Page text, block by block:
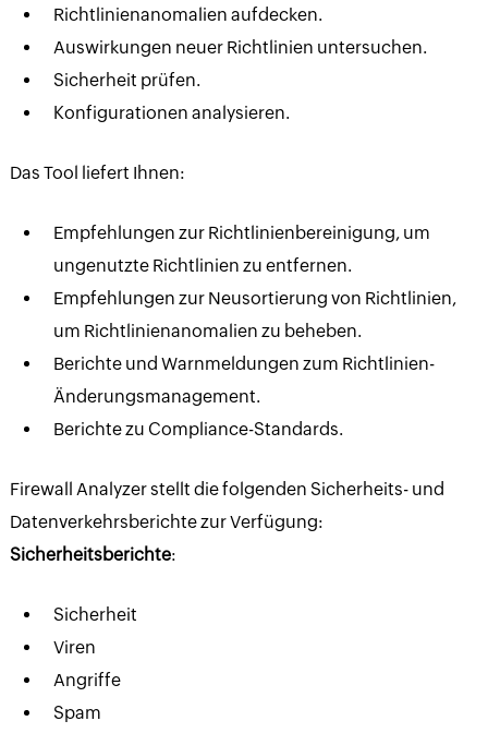
Richtlinienanomalien aufdecken.
Auswirkungen neuer Richtlinien untersuchen.
Sicherheit prüfen.
Konfigurationen analysieren.
Das Tool liefert Ihnen:
Empfehlungen zur Richtlinienbereinigung, um
ungenutzte Richtlinien zu entfernen.
Empfehlungen zur Neusortierung von Richtlinien,
um Richtlinienanomalien zu beheben.
Berichte und Warnmeldungen zum Richtlinien-
Änderungsmanagement.
Berichte zu Compliance-Standards.
Firewall Analyzer stellt die folgenden Sicherheits- und
Datenverkehrsberichte zur Verfügung:
Sicherheitsberichte:
Sicherheit
Viren
Angriffe
Spam